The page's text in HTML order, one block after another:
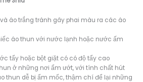
áo trắng tránh gây phai màu ra các áo
áo thun với nước lạnh hoặc nước ấm
tẩy hoặc bột giặt có có độ tẩy cao
ở những nơi ẩm ướt, với tính chất hút
thun dễ bị ẩm mốc, thậm chí để lại những